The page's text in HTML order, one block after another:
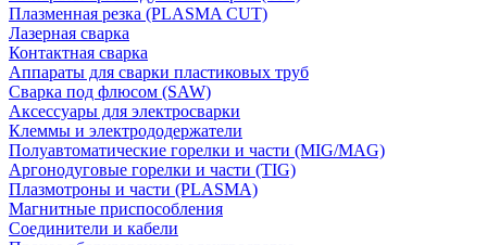
Плазменная резка (PLASMA CUT)
Лазерная сварка
Контактная сварка
Аппараты для сварки пластиковых труб
Сварка под флюсом (SAW)
Аксессуары для электросварки
Клеммы и электрододержатели
Полуавтоматические горелки и части (MIG/MAG)
Аргонодуговые горелки и части (TIG)
Плазмотроны и части (PLASMA)
Магнитные приспособления
Соединители и кабели